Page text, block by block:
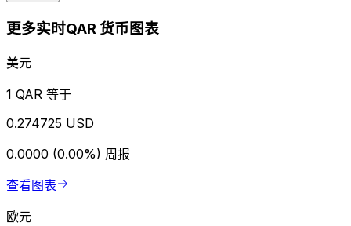
更多实时QAR 货币图表
美元
1 QAR 等于
0.274725 USD
0.0000 (0.00%) 周报
查看图表
欧元